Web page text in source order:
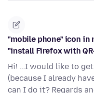
"mobile phone" icon
"install Firefox with
Hi! ...I would like to
(because I already
can I do it? Regards